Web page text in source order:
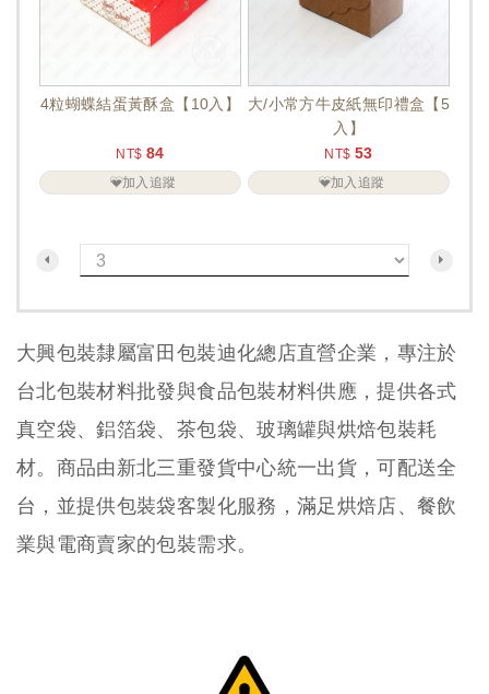
4粒蝴蝶結蛋黃酥盒【10入】
NT$ 84
加入追蹤
大/小常方牛皮紙無印禮盒【5
入】
NT$ 53
加入追蹤
大興包裝隸屬富田包裝迪化總店直營企業，專注於
台北包裝材料批發與食品包裝材料供應，提供各式
真空袋、鋁箔袋、茶包袋、玻璃罐與烘焙包裝耗
材。商品由新北三重發貨中心統一出貨，可配送全
台，並提供包裝袋客製化服務，滿足烘焙店、餐飲
業與電商賣家的包裝需求。